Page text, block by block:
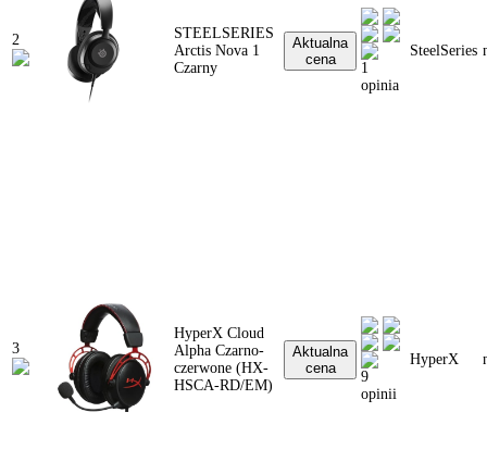
2
STEELSERIES
Arctis Nova 1
Czarny
Aktualna
cena
1
opinia
SteelSeries
3
HyperX Cloud
Alpha Czarno-
czerwone (HX-
HSCA-RD/EM)
Aktualna
cena
9
opinii
HyperX